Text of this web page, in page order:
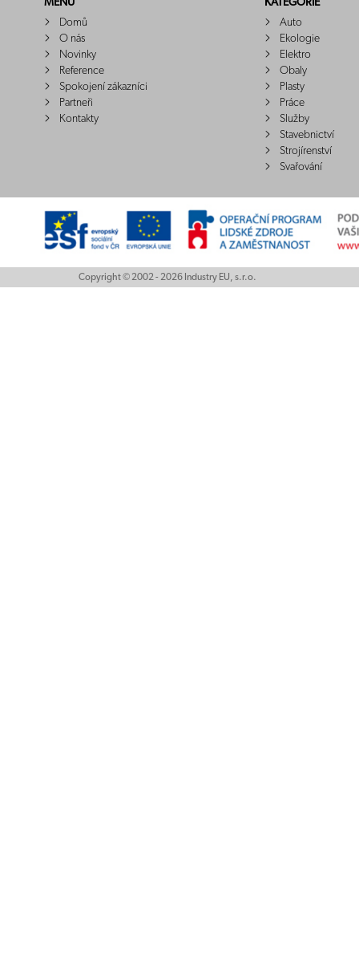
MENU
Domů
O nás
Novinky
Reference
Spokojení zákazníci
Partneři
Kontakty
KATEGORIE
Auto
Ekologie
Elektro
Obaly
Plasty
Práce
Služby
Stavebnictví
Strojírenství
Svařování
Copyright © 2002 - 2026 Industry EU, s.r.o.